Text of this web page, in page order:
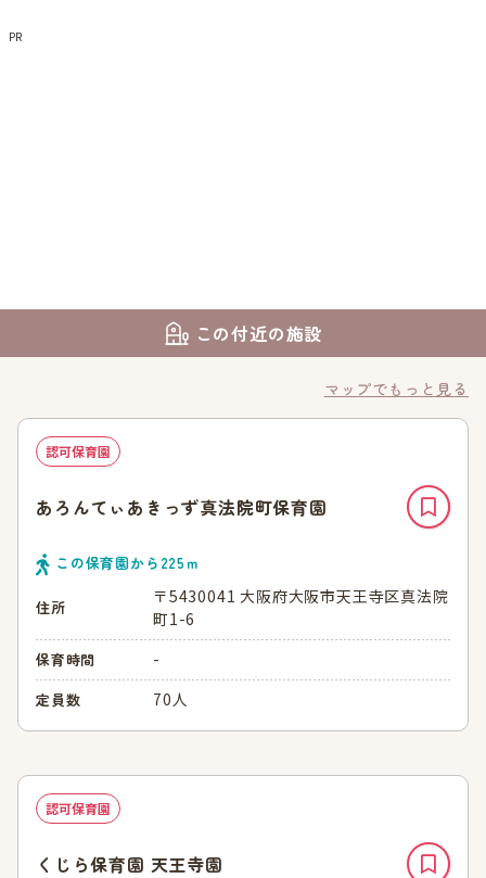
PR
この付近の施設
マップでもっと見る
認可保育園
あろんてぃあきっず真法院町保育園
この保育園から 225ｍ
住所
〒5430041 大阪府大阪市天王寺区真法院
町1-6
保育時間 -
定員数 70人
認可保育園
くじら保育園 天王寺園